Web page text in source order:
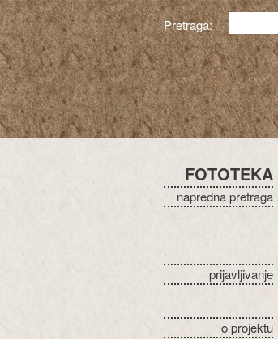
Pretraga:
FOTOTEKA
napredna pretraga
prijavljivanje
o projektu